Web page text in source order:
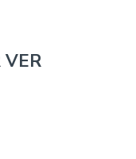
VER